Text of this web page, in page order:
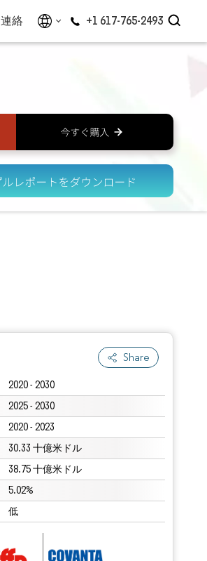
連絡 +1 617-765-2493
Share
2020 - 2030
2025 - 2030
2020 - 2023
30.33 十億米ドル
38.75 十億米ドル
5.02%
低